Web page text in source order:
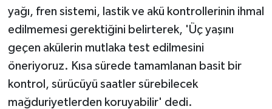
yağı, fren sistemi, lastik ve akü kontrollerinin ihmal
edilmemesi gerektiğini belirterek, 'Üç yaşını
geçen akülerin mutlaka test edilmesini
öneriyoruz. Kısa sürede tamamlanan basit bir
kontrol, sürücüyü saatler sürebilecek
mağduriyetlerden koruyabilir' dedi.
Son Dakika
Yaşam
Yerel